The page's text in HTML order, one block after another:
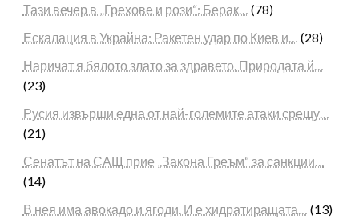
Тази вечер в „Грехове и рози“: Берак… (78)
Ескалация в Украйна: Ракетен удар по Киев и… (28)
Наричат я бялото злато за здравето. Природата й…
(23)
Русия извърши една от най-големите атаки срещу…
(21)
Сенатът на САЩ прие „Закона Греъм“ за санкции…
(14)
В нея има авокадо и ягоди. И е хидратиращата… (13)